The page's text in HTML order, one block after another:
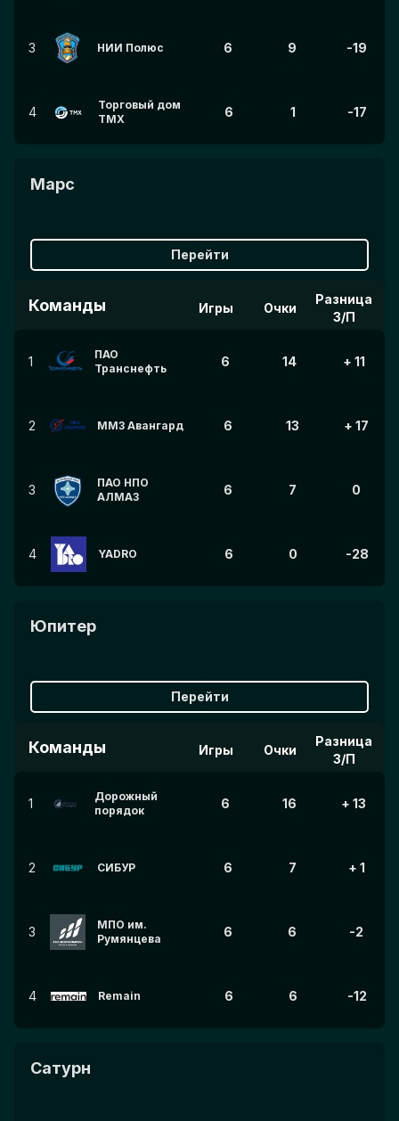
3 НИИ Полюс 6 9 -19
4
Торговый дом
ТМХ
6 1 -17
Марс
Перейти
Команды Игры Очки
Разница
З/П
1
ПАО
Транснефть
6 14 + 11
2 ММЗ Авангард 6 13 + 17
3
ПАО НПО
АЛМАЗ
6 7 0
4 YADRO 6 0 -28
Юпитер
Перейти
Команды Игры Очки
Разница
З/П
1
Дорожный
порядок
6 16 + 13
2 СИБУР 6 7 + 1
3
МПО им.
Румянцева
6 6 -2
4 Remain 6 6 -12
Сатурн